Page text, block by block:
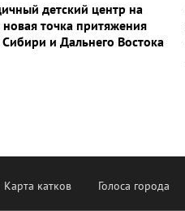
детский центр на
новая точка притяжения
и Дальнего Востока
Карта катков Голоса города